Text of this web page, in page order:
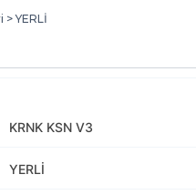
YERLİ
KRNK KSN V3
YERLİ